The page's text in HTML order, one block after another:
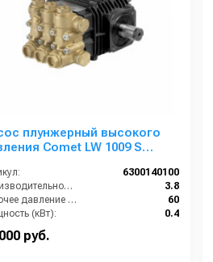
плунжерный высокого
Comet LW 1009 S
6300140100
Производительность (л/мин):
3.8
Рабочее давление (бар):
60
(кВт):
0.4
руб.